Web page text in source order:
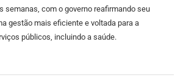
semanas, com o governo reafirmando seu
gestão mais eficiente e voltada para a
públicos, incluindo a saúde.